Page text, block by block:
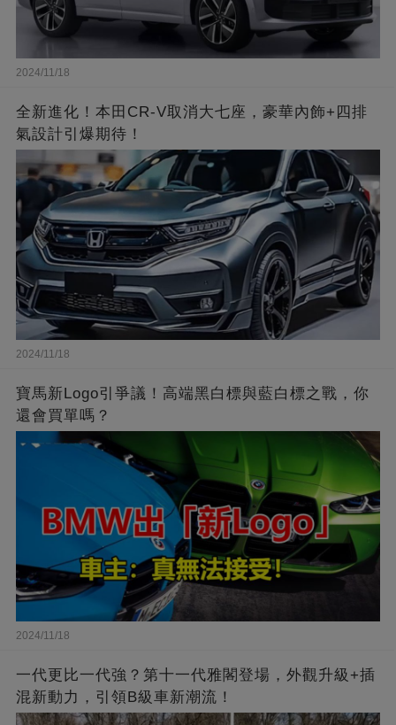
2024/11/18
全新進化！本田CR-V取消大七座，豪華內飾+四排
氣設計引爆期待！
2024/11/18
寶馬新Logo引爭議！高端黑白標與藍白標之戰，你
還會買單嗎？
2024/11/18
一代更比一代強？第十一代雅閣登場，外觀升級+插
混新動力，引領B級車新潮流！